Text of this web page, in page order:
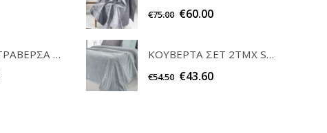
ΣΕΤ ΚΑΡΕ & ΤΡΑΒΕΡΣΑ PEONY 08 TEORAN HOME & MORE
€75.00 €60.00
ΚΟΥΒΕΡΤΑ ΣΕΤ 2ΤΜΧ SMOOTHIE SILVER 220X240 GUY LAROCHE
€54.50 €43.60